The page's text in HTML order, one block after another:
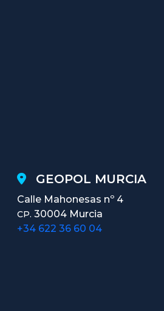
GEOPOL MURCIA
Calle Mahonesas nº 4
CP. 30004 Murcia
+34 622 36 60 04